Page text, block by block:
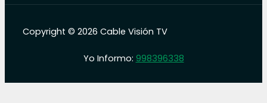
Copyright © 2026 Cable Visión TV
Yo Informo: 998396338